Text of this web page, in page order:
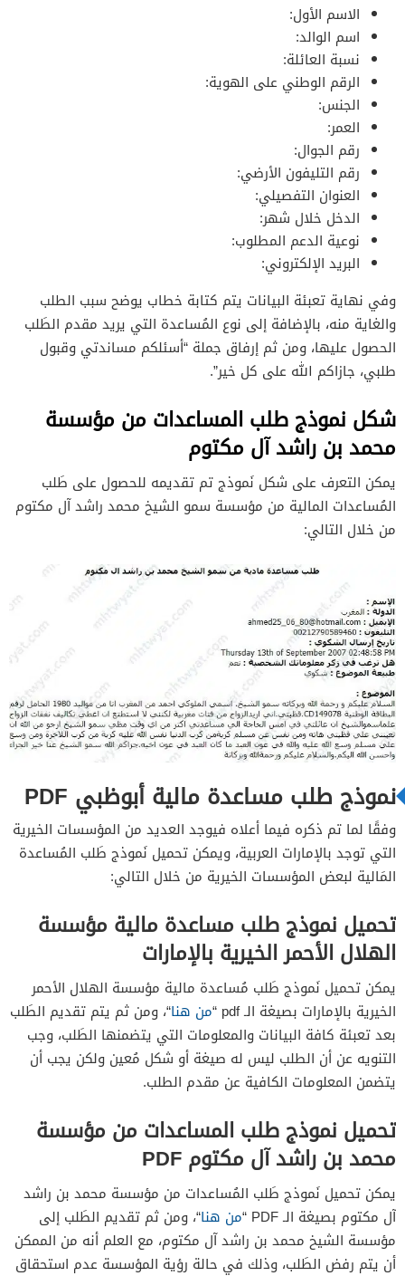
الاسم الأول:
اسم الوالد:
نسبة العائلة:
الرقم الوطني على الهوية:
الجنس:
العمر:
رقم الجوال:
رقم التليفون الأرضي:
العنوان التفصيلي:
الدخل خلال شهر:
نوعية الدعم المطلوب:
البريد الإلكتروني:
وفي نهاية تعبئة البيانات يتم كتابة خطاب يوضح سبب الطلب
والغاية منه، بالإضافة إلى نوع المُساعدة التي يريد مقدم الطَلب
الحصول عليها، ومن ثم إرفاق جملة “أسئلكم مساندتي وقبول
طلبي، جازاكم الله على كل خير”.
شكل نموذج طلب المساعدات من مؤسسة
محمد بن راشد آل مكتوم
يمكن التعرف على شكل نَموذج تم تقديمه للحصول على طَلب
المُساعدات المالية من مؤسسة سمو الشيخ محمد راشد آل مكتوم
من خلال التالي:
نموذج طلب مساعدة مالية أبوظبي PDF
وفقًا لما تم ذكره فيما أعلاه فيوجد العديد من المؤسسات الخيرية
التي توجد بالإمارات العربية، ويمكن تحميل نَموذج طَلب المُساعدة
المَالية لبعض المؤسسات الخيرية من خلال التالي:
تحميل نموذج طلب مساعدة مالية مؤسسة
الهلال الأحمر الخيرية بالإمارات
يمكن تحميل نَموذج طَلب مُساعدة مالية مؤسسة الهلال الأحمر
الخيرية بالإمارات بصيغة الـ pdf “
من هنا“، ومن ثم يتم تقديم الطَلب
بعد تعبئة كافة البيانات والمعلومات التي يتضمنها الطَلب، وجب
التنويه عن أن الطلب ليس له صيغة أو شكل مُعين ولكن يجب أن
يتضمن المعلومات الكافية عن مقدم الطلب.
تحميل نموذج طلب المساعدات من مؤسسة
محمد بن راشد آل مكتوم PDF
يمكن تحميل نَموذج طَلب المُساعدات من مؤسسة محمد بن راشد
آل مكتوم بصيغة الـ PDF “
من هنا“، ومن ثم تقديم الطَلب إلى
مؤسسة الشيخ محمد بن راشد آل مكتوم، مع العلم أنه من الممكن
أن يتم رفض الطَلب، وذلك في حالة رؤية المؤسسة عدم استحقاق